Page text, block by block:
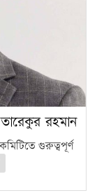
রহমান
গুরুত্বপূর্ণ